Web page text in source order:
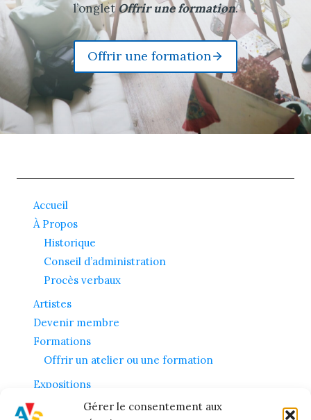
Gérer le consentement aux
l’ongletOffrir une formation.
Offrir une formation
Accueil
À Propos
Historique
Conseil d’administration
Procès verbaux
Artistes
Devenir membre
Formations
Offrir un atelier ou une formation
Expositions
Contact